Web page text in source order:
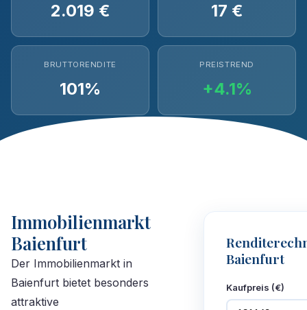
2.019 € 17 €
BRUTTORENDITE
101%
PREISTREND
+4.1%
Immobilienmarkt
Baienfurt
Der Immobilienmarkt in
Baienfurt bietet besonders
attraktive
Baienfurt
Kaufpreis (€)